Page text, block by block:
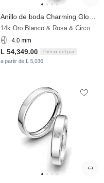
14k Oro Blanco & Rosa & Circonita
4.0 mm
L 54,349.00 Precio del par
a partir de L 5,036